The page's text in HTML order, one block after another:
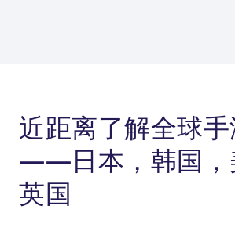
近距离了解全球
——日本，韩国，
英国